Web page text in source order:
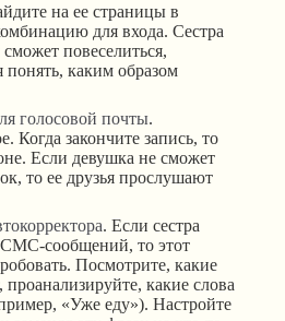
на ее страницы в
для входа. Сестра
повеселиться,
понять, каким образом
голосовой почты.
Когда закончите запись, то
Если девушка не сможет
то ее друзья прослушают
. Если сестра
СМС-сообщений, то этот
Посмотрите, какие
какие слова
«Уже еду»). Настройте